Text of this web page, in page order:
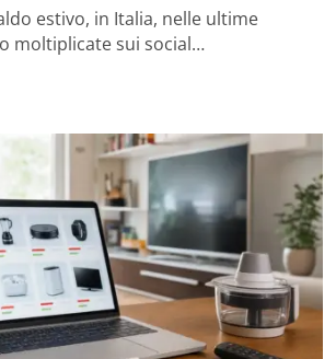
estivo, in Italia, nelle ultime
moltiplicate sui social…